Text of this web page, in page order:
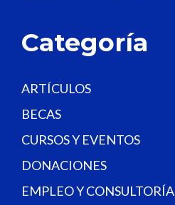
n
.
Categoría
ARTÍCULOS
BECAS
CURSOS Y EVENTOS
DONACIONES
EMPLEO Y CONSULTORÍA